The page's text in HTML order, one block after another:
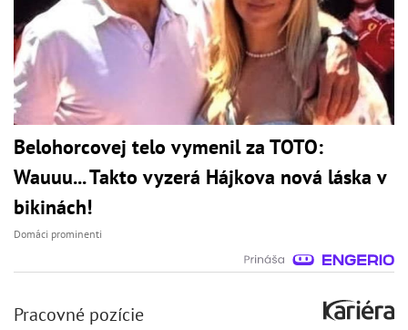
Belohorcovej telo vymenil za TOTO:
Wauuu... Takto vyzerá Hájkova nová láska v
bikinách!
Domáci prominenti
Pracovné pozície